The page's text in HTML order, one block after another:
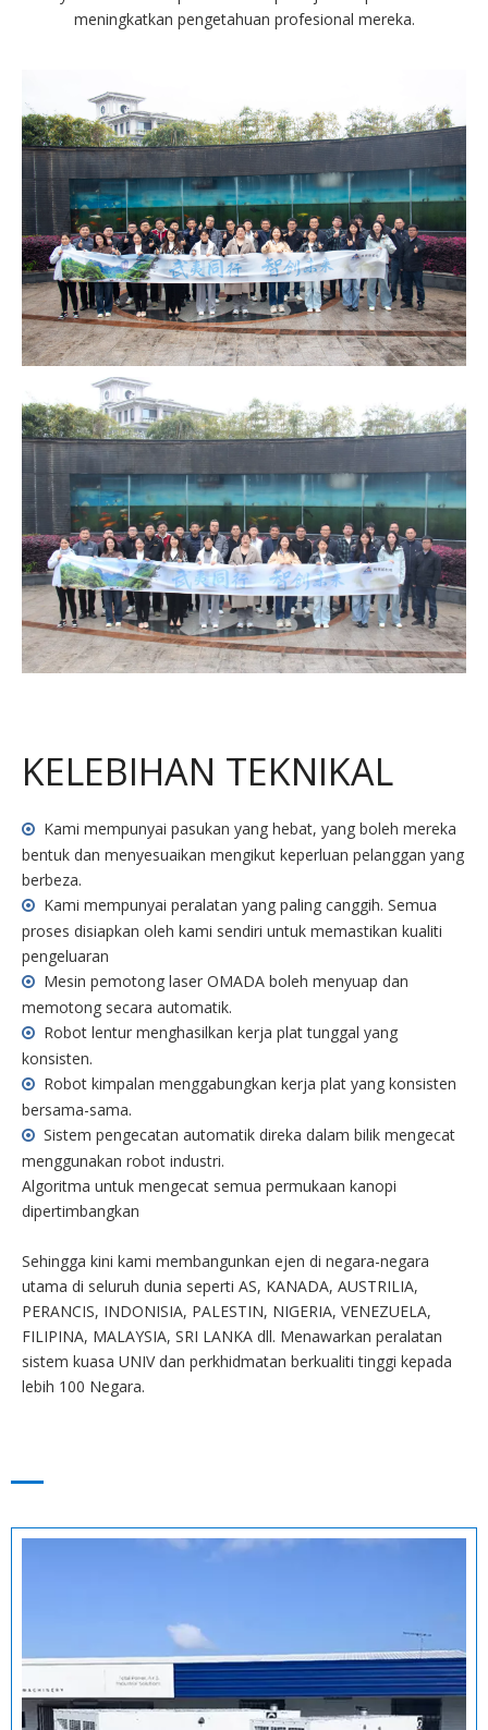
meningkatkan pengetahuan profesional mereka.
KELEBIHAN TEKNIKAL
 Kami mempunyai pasukan yang hebat, yang boleh mereka
bentuk dan menyesuaikan mengikut keperluan pelanggan yang
berbeza.
 Kami mempunyai peralatan yang paling canggih. Semua
proses disiapkan oleh kami sendiri untuk memastikan kualiti
pengeluaran
 Mesin pemotong laser OMADA boleh menyuap dan
memotong secara automatik.
 Robot lentur menghasilkan kerja plat tunggal yang
konsisten.
 Robot kimpalan menggabungkan kerja plat yang konsisten
bersama-sama.
 Sistem pengecatan automatik direka dalam bilik mengecat
menggunakan robot industri.
Algoritma untuk mengecat semua permukaan kanopi
dipertimbangkan
Sehingga kini kami membangunkan ejen di negara-negara
utama di seluruh dunia seperti AS, KANADA, AUSTRILIA,
PERANCIS, INDONISIA, PALESTIN, NIGERIA, VENEZUELA,
FILIPINA, MALAYSIA, SRI LANKA dll. Menawarkan peralatan
sistem kuasa UNIV dan perkhidmatan berkualiti tinggi kepada
lebih 100 Negara.